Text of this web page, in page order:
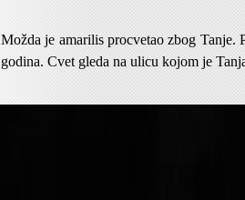
Možda je amarilis procvetao zbog Tanje.
godina. Cvet gleda na ulicu kojom je